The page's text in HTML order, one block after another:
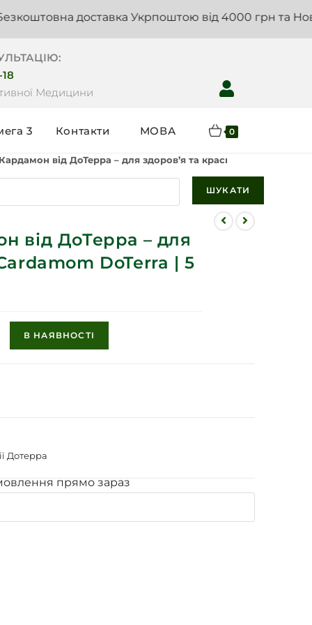
доставка Укрпоштою від 4000 грн та Новою
Медицини
3 Контакти МОВА 0
від ДоТерра – для здоров’я та краси | Cardamom
ШУКАТИ
від ДоТерра – для
DoTerra | 5
В НАЯВНОСТІ
Дотерра
прямо зараз